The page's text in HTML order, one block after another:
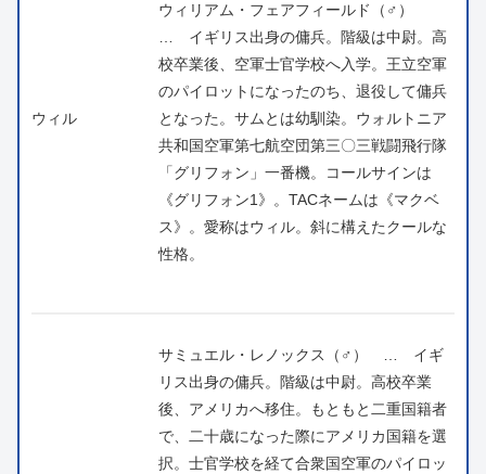
ウィル
ウィリアム・フェアフィールド（♂）
… イギリス出身の傭兵。階級は中尉。高
校卒業後、空軍士官学校へ入学。王立空軍
のパイロットになったのち、退役して傭兵
となった。サムとは幼馴染。ウォルトニア
共和国空軍第七航空団第三〇三戦闘飛行隊
「グリフォン」一番機。コールサインは
《グリフォン1》。TACネームは《マクベ
ス》。愛称はウィル。斜に構えたクールな
性格。
サミュエル・レノックス（♂） … イギ
リス出身の傭兵。階級は中尉。高校卒業
後、アメリカへ移住。もともと二重国籍者
で、二十歳になった際にアメリカ国籍を選
択。士官学校を経て合衆国空軍のパイロッ